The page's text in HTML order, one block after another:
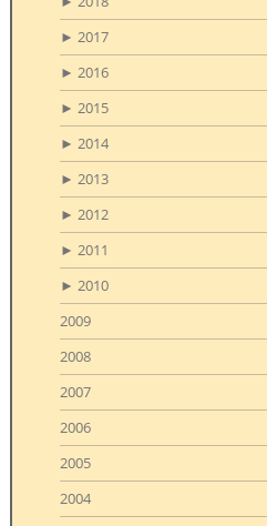
► 2017
► 2016
► 2015
► 2014
► 2013
► 2012
► 2011
► 2010
2009
2008
2007
2006
2005
2004